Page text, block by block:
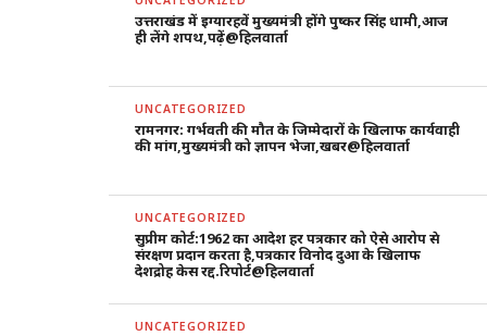
उत्तराखंड में इग्यारहवें मुख्यमंत्री होंगे पुष्कर सिंह धामी,आज
ही लेंगे शपथ,पढ़ें@हिलवार्ता
UNCATEGORIZED
रामनगर: गर्भवती की मौत के जिम्मेदारों के खिलाफ कार्यवाही
की मांग,मुख्यमंत्री को ज्ञापन भेजा,खबर@हिलवार्ता
UNCATEGORIZED
सुप्रीम कोर्ट:1962 का आदेश हर पत्रकार को ऐसे आरोप से
संरक्षण प्रदान करता है,पत्रकार विनोद दुआ के खिलाफ
देशद्रोह केस रद्द.रिपोर्ट@हिलवार्ता
UNCATEGORIZED